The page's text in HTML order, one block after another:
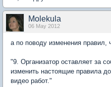
Molekula
06 May 2012
а по поводу изменения правил,
"9. Организатор оставляет за
изменить настоящие правила
видео работ."